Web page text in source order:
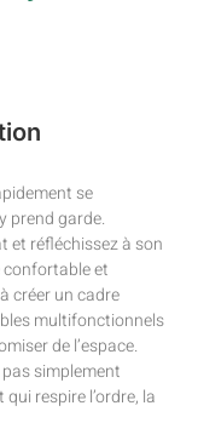
se
prend garde.
et réfléchissez à son
confortable et
créer un cadre
multifonctionnels
de l’espace.
pas simplement
respire l’ordre, la